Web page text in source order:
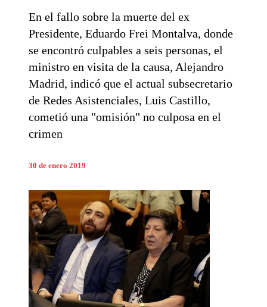
En el fallo sobre la muerte del ex
Presidente, Eduardo Frei Montalva, donde
se encontró culpables a seis personas, el
ministro en visita de la causa, Alejandro
Madrid, indicó que el actual subsecretario
de Redes Asistenciales, Luis Castillo,
cometió una "omisión" no culposa en el
crimen
30 de enero 2019